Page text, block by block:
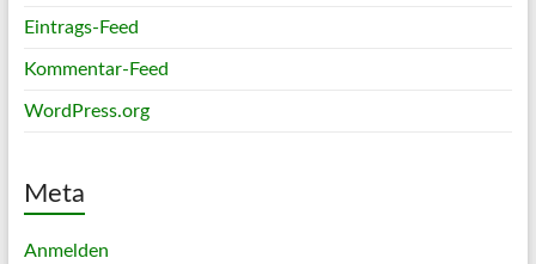
Eintrags-Feed
Kommentar-Feed
WordPress.org
Meta
Anmelden